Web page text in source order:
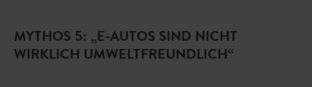
MYTHOS 5: „E-AUTOS SIND NICHT
WIRKLICH UMWELTFREUNDLICH“